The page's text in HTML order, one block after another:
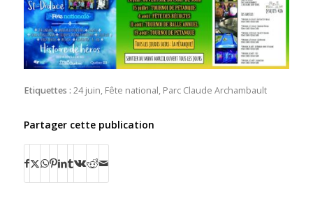
Etiquettes : 24 juin, Fête national, Parc Claude Archambault
Partager cette publication